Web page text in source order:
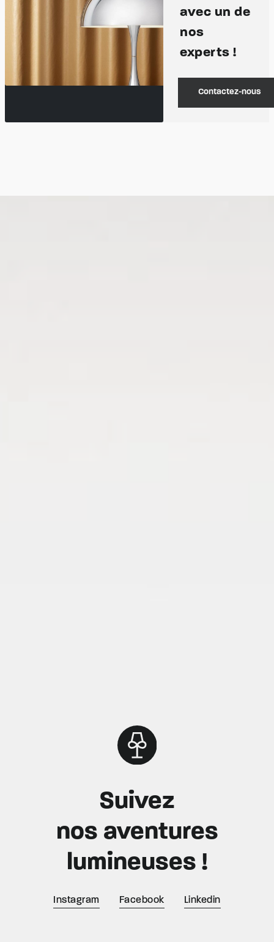
avec un de
nos
experts !
Contactez-nous
Suivez
nos aventures
lumineuses !
Instagram Facebook Linkedin